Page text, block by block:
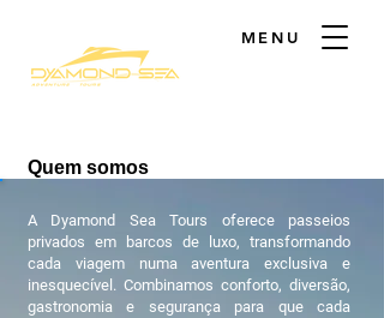
MENU
Quem somos
A Dyamond Sea Tours oferece passeios
privados em barcos de luxo, transformando
cada viagem numa aventura exclusiva e
inesquecível. Combinamos conforto, diversão,
gastronomia e segurança para que cada